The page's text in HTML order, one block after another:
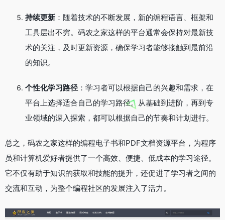
持续更新 ：随着技术的不断发展，新的编程语言、框架和
工具层出不穷。码农之家这样的平台通常会保持对最新技
术的关注，及时更新资源，确保学习者能够接触到最前沿
的知识。
个性化学习路径 ：学习者可以根据自己的兴趣和需求，在
平台上选择适合自己的学习路径。从基础到进阶，再到专
业领域的深入探索，都可以根据自己的节奏和计划进行。
总之，码农之家这样的编程电子书和PDF文档资源平台，为程序
员和计算机爱好者提供了一个高效、便捷、低成本的学习途径。
它不仅有助于知识的获取和技能的提升，还促进了学习者之间的
交流和互动，为整个编程社区的发展注入了活力。